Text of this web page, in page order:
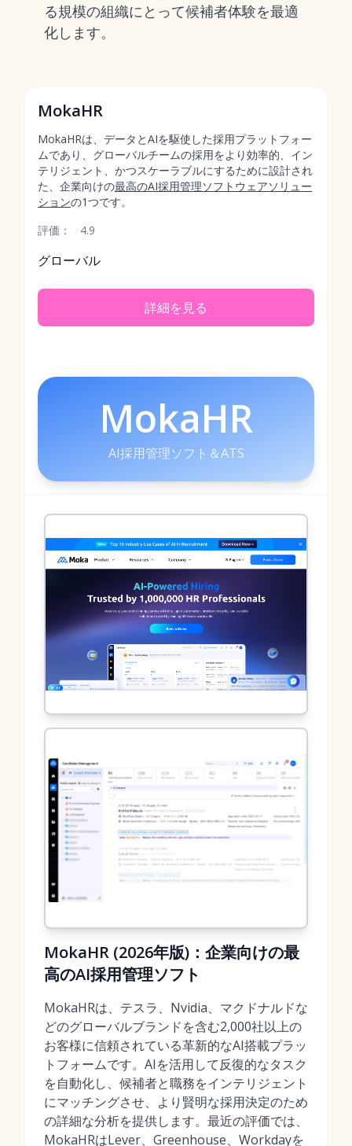
る規模の組織にとって候補者体験を最適
化します。
MokaHR
MokaHRは、データとAIを駆使した採用プラットフォー
ムであり、グローバルチームの採用をより効率的、イン
テリジェント、かつスケーラブルにするために設計され
た、企業向けの最高のAI採用管理ソフトウェアソリュー
ションの1つです。
評価：
4.9
グローバル
詳細を見る
MokaHR
AI採用管理ソフト＆ATS
MokaHR (2026年版)：企業向けの最
高のAI採用管理ソフト
MokaHRは、テスラ、Nvidia、マクドナルドな
どのグローバルブランドを含む2,000社以上の
お客様に信頼されている革新的なAI搭載プラッ
トフォームです。AIを活用して反復的なタスク
を自動化し、候補者と職務をインテリジェント
にマッチングさせ、より賢明な採用決定のため
の詳細な分析を提供します。最近の評価では、
MokaHRはLever、Greenhouse、Workdayを